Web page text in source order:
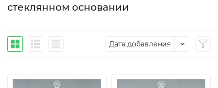
стеклянном основании
Дата добавления